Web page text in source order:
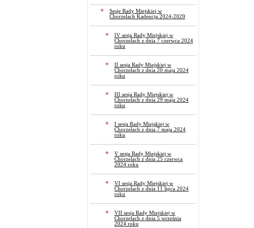
Sesje Rady Miejskiej w
Chorzelach Kadencja 2024-2029
IV sesja Rady Miejskiej w
Chorzelach z dnia 7 czerwca 2024
roku
II sesja Rady Miejskiej w
Chorzelach z dnia 20 maja 2024
roku
III sesja Rady Miejskiej w
Chorzelach z dnia 29 maja 2024
roku
I sesja Rady Miejskiej w
Chorzelach z dnia 7 maja 2024
roku
V sesja Rady Miejskiej w
Chorzelach z dnia 25 czerwca
2024 roku
VI sesja Rady Miejskiej w
Chorzelach z dnia 11 lipca 2024
roku
VII sesja Rady Miejskiej w
Chorzelach z dnia 5 września
2024 roku